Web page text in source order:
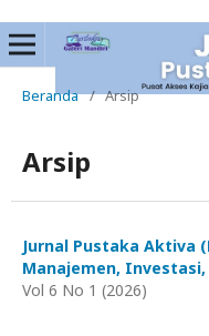
Beranda / Arsip
Arsip
Jurnal Pustaka Aktiva
Manajemen,
Vol 6 No 1 (2026)